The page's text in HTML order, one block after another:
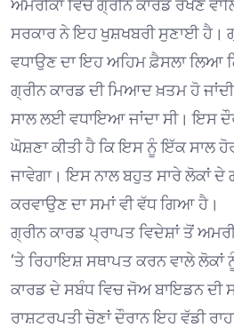
ਅਮਰੀਕਾ ਵਿੱਚ ਗ੍ਰੀਨ ਕਾਰਡ ਰੱਖਣ
ਸਰਕਾਰ ਨੇ ਇਹ ਖੁਸ਼ਖਬਰੀ ਸੁਣਾਈ ਹੈ।
ਵਧਾਉਣ ਦਾ ਇਹ ਅਹਿਮ ਫ਼ੈਸਲਾ ਲਿਆ
ਗ੍ਰੀਨ ਕਾਰਡ ਦੀ ਮਿਆਦ ਖ਼ਤਮ ਹੋ
ਸਾਲ ਲਈ ਵਧਾਇਆ ਜਾਂਦਾ ਸੀ। ਇਸ
ਘੋਸ਼ਣਾ ਕੀਤੀ ਹੈ ਕਿ ਇਸ ਨੂੰ ਇੱਕ ਸਾਲ
ਜਾਵੇਗਾ। ਇਸ ਨਾਲ ਬਹੁਤ ਸਾਰੇ ਲੋਕਾਂ ਦੇ
ਕਰਵਾਉਣ ਦਾ ਸਮਾਂ ਵੀ ਵੱਧ ਗਿਆ ਹੈ।
ਗ੍ਰੀਨ ਕਾਰਡ ਪ੍ਰਾਪਤ ਵਿਦੇਸ਼ਾਂ ਤੋਂ
‘ਤੇ ਰਿਹਾਇਸ਼ ਸਥਾਪਤ ਕਰਨ ਵਾਲੇ ਲੋਕਾਂ
ਕਾਰਡ ਦੇ ਸਬੰਧ ਵਿਚ ਜੋਅ ਬਾਇਡਨ ਦੀ
ਰਾਸ਼ਟਰਪਤੀ ਚੋਣਾਂ ਦੌਰਾਨ ਇਹ ਵੱਡੀ